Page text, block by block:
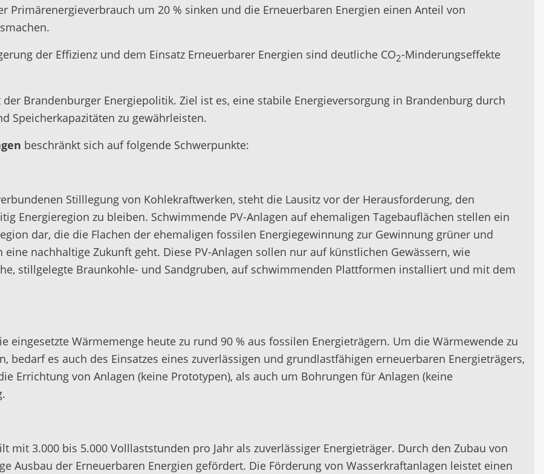
Primärenergieverbrauch um 20 % sinken und die Erneuerbaren Energien einen Anteil von
der Effizienz und dem Einsatz Erneuerbarer Energien sind deutliche CO2-Minderungseffekte
Brandenburger Energiepolitik. Ziel ist es, eine stabile Energieversorgung in Brandenburg durch
Speicherkapazitäten zu gewährleisten.
beschränkt sich auf folgende Schwerpunkte:
Stilllegung von Kohlekraftwerken, steht die Lausitz vor der Herausforderung, den
Energieregion zu bleiben. Schwimmende PV-Anlagen auf ehemaligen Tagebauflächen stellen ein
dar, die die Flachen der ehemaligen fossilen Energiegewinnung zur Gewinnung grüner und
nachhaltige Zukunft geht. Diese PV-Anlagen sollen nur auf künstlichen Gewässern, wie
stillgelegte Braunkohle- und Sandgruben, auf schwimmenden Plattformen installiert und mit dem
eingesetzte Wärmemenge heute zu rund 90 % aus fossilen Energieträgern. Um die Wärmewende zu
bedarf es auch des Einsatzes eines zuverlässigen und grundlastfähigen erneuerbaren Energieträgers,
Errichtung von Anlagen (keine Prototypen), als auch um Bohrungen für Anlagen (keine
mit 3.000 bis 5.000 Volllaststunden pro Jahr als zuverlässiger Energieträger. Durch den Zubau von
Ausbau der Erneuerbaren Energien gefördert. Die Förderung von Wasserkraftanlagen leistet einen